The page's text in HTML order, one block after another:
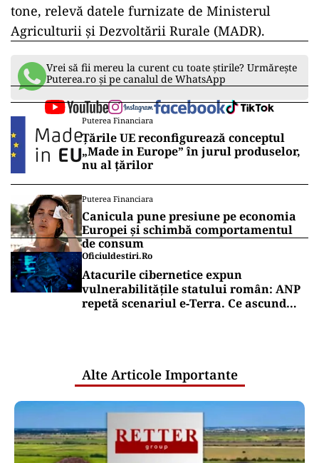
tone, relevă datele furnizate de Ministerul
Agriculturii şi Dezvoltării Rurale (MADR).
Vrei să fii mereu la curent cu toate știrile? Urmărește
Puterea.ro și pe canalul de WhatsApp
Puterea Financiara
Țările UE reconfigurează conceptul
„Made in Europe” în jurul produselor,
nu al țărilor
Puterea Financiara
Canicula pune presiune pe economia
Europei și schimbă comportamentul
de consum
Oficiuldestiri.ro
Atacurile cibernetice expun
vulnerabilitățile statului român: ANP
repetă scenariul e‑Terra. Ce ascund
Alte Articole Importante